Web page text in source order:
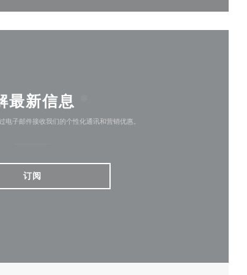
最新信息
电子邮件接收我们的个性化通讯和营销优惠。
订阅